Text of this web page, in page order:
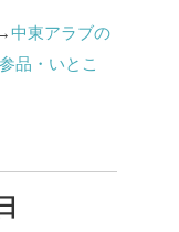
中東アラブの
品・いとこ